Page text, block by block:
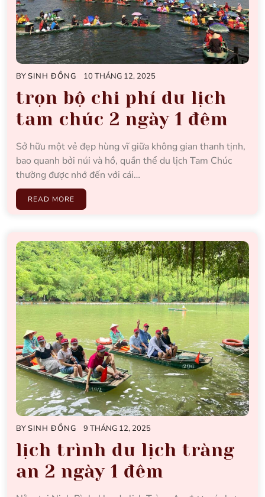
BYSINH ĐỒNG 10 THÁNG 12, 2025
trọn bộ chi phí du lịch
tam chúc 2 ngày 1 đêm
Sở hữu một vẻ đẹp hùng vĩ giữa không gian thanh tịnh,
bao quanh bởi núi và hồ, quần thể du lịch Tam Chúc
thường được nhớ đến với cái…
READ MORE
BYSINH ĐỒNG 9 THÁNG 12, 2025
lịch trình du lịch tràng
an 2 ngày 1 đêm